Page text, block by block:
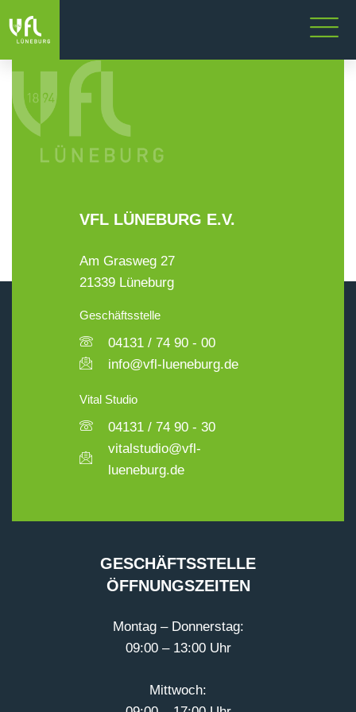
VFL LÜNEBURG E.V.
Am Grasweg 27
21339 Lüneburg
Geschäftsstelle
04131 / 74 90 - 00
info@vfl-lueneburg.de
Vital Studio
04131 / 74 90 - 30
vitalstudio@vfl-
lueneburg.de
GESCHÄFTSSTELLE
ÖFFNUNGSZEITEN
Montag – Donnerstag:
09:00 – 13:00 Uhr
Mittwoch: